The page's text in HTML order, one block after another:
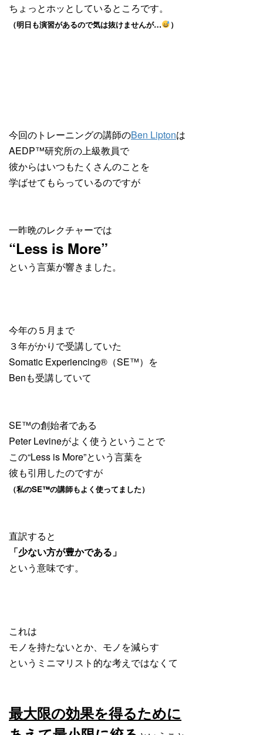
ちょっとホッとしているところです。
（明日も演習があるので気は抜けませんが… ）
今回のトレーニングの講師のBen Liptonは
AEDP™️研究所の上級教員で
彼からはいつもたくさんのことを
学ばせてもらっているのですが
一昨晩のレクチャーでは
“Less is More”
という言葉が響きました。
今年の５月まで
３年がかりで受講していた
Somatic Experiencing®︎（SE™️）を
Benも受講していて
SE™️の創始者である
Peter Levineがよく使うということで
この“Less is More”という言葉を
彼も引用したのですが
（私のSE™️の講師もよく使ってました）
直訳すると
「少ない方が豊かである」
という意味です。
これは
モノを持たないとか、モノを減らす
というミニマリスト的な考えではなくて
最大限の効果を得るために